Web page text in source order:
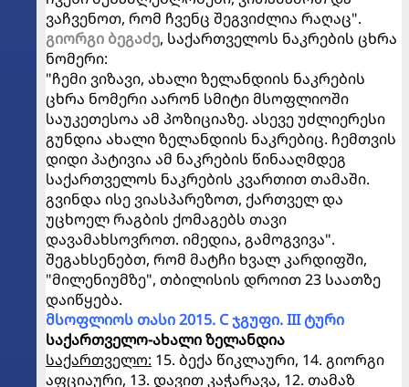
ვაჩვენოთ, რომ ჩვენც შეგვიძლია რაღაც".
გიორგი ბეგაძე, საქართველოს ნაკრების ცხრა
ნომერი:
"ჩემი ვიზავი, ახალი ზელანდიის ნაკრების
ცხრა ნომერი აარონ სმიტი მსოფლიოში
საუკეთესოა ამ პოზიციაზე. ასევე უძლიერესი
გუნდია ახალი ზელანდიის ნაკრებიც. ჩემთვის
დიდი პატივია ამ ნაკრების წინააღმდეგ
საქართველოს ნაკრების კვართით თამაში.
გვინდა ისე ვიასპარეზოთ, ქართველ და
უცხოელ რაგბის ქომაგებს თავი
დავამახსოვროთ. იმედია, გამოგვივა".
შეგახსენებთ, რომ მატჩი ხვალ კარდიფში,
"მილენიუმზე", თბილისის დროით 23 საათზე
დაიწყება.
მსოფლიოს თასი 2015. C ჯგუფი. III ტური
საქართველო-ახალი ზელანდია
საქართველო: 15. ბექა წიკლაური, 14. გიორგი
აფციაური, 13. დავით კაჭარავა, 12. თამაზ